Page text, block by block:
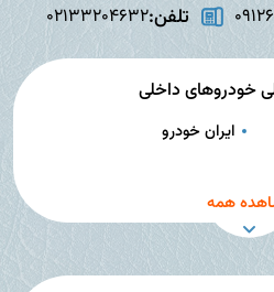
تلفن:02133204632
خودروهای داخلی
ایران خودرو
همه